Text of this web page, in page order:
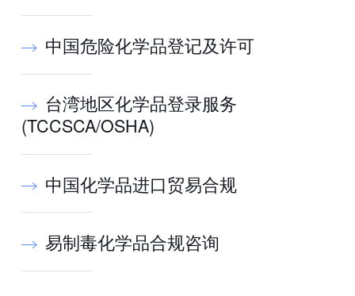
中国危险化学品登记及许可
台湾地区化学品登录服务
(TCCSCA/OSHA)
中国化学品进口贸易合规
易制毒化学品合规咨询